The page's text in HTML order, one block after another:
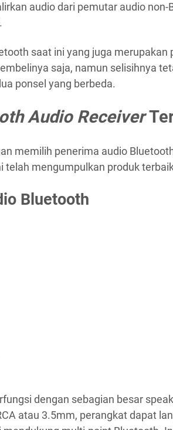
audio dari pemutar audio non-
saat ini yang juga merupakan
saja, namun selisihnya
ponsel yang berbeda.
Audio Receiver
memilih penerima audio
mengumpulkan produk
Bluetooth
dengan sebagian besar
atau 3.5mm, perangkat dapat